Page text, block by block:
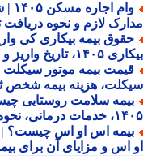
وام
لازم و نحوه دریافت
بیمه بیکاری کی
واریز و نحوه پیگیری با کد ملی
هزینه بیمه شخص ثالث
سلامت روستایی
نام و پوشش بیمه روستاییان
اس و مزایای آن برای بیمه